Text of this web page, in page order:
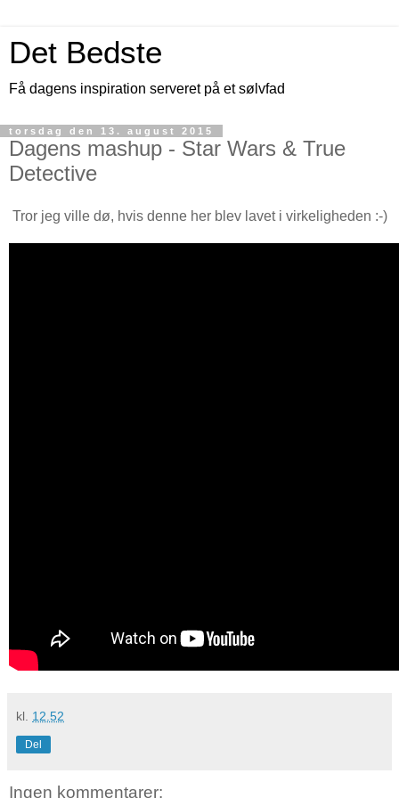
Det Bedste
Få dagens inspiration serveret på et sølvfad
torsdag den 13. august 2015
Dagens mashup - Star Wars & True
Detective
Tror jeg ville dø, hvis denne her blev lavet i virkeligheden :-)
kl. 12.52
Del
Ingen kommentarer: